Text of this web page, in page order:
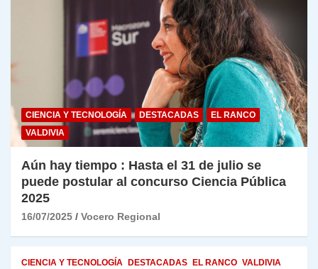
CIENCIA Y TECNOLOGÍA DESTACADAS
EL RANCO
VALDIVIA
Aún hay tiempo : Hasta el 31 de julio se
puede postular al concurso Ciencia Pública
2025
16/07/2025 Vocero Regional
CIENCIA Y TECNOLOGÍA DESTACADAS EL RANCO VALDIVIA